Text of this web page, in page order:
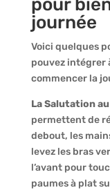
journée
Voici quelques
pouvez intégrer
commencer la
La Salutation
permettent de
debout, les
levez les bras
l’avant pour
paumes à plat